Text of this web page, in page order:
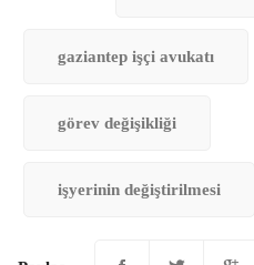
gaziantep işçi avukatı
görev değişikliği
işyerinin değiştirilmesi